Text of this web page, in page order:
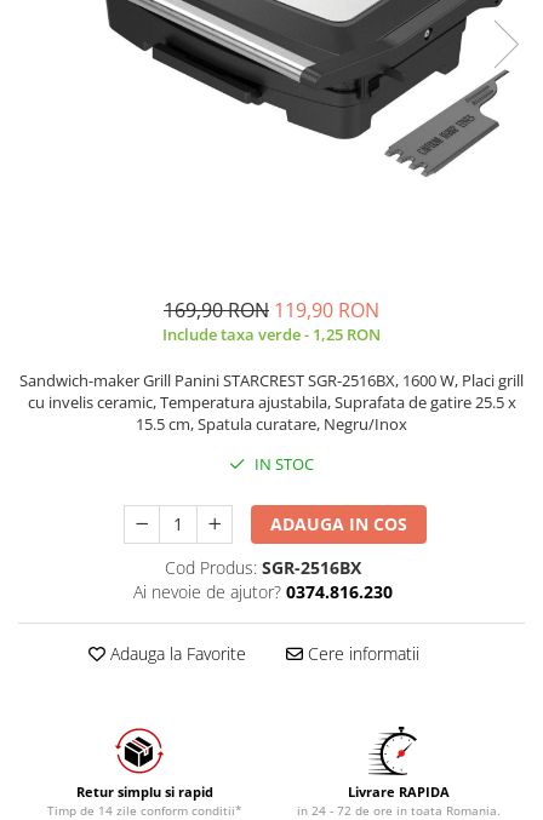
Robot de bucătărie
Sandwich maker
169,90 RON 119,90 RON
Include taxa verde - 1,25 RON
Sandwich-maker Grill Panini STARCREST SGR-2516BX, 1600 W, Placi grill
cu invelis ceramic, Temperatura ajustabila, Suprafata de gatire 25.5 x
15.5 cm, Spatula curatare, Negru/Inox
IN STOC
ADAUGA IN COS
Cod Produs: SGR-2516BX
Ai nevoie de ajutor? 0374.816.230
Adauga la Favorite Cere informatii
Retur simplu si rapid
Timp de 14 zile conform conditii*
Livrare RAPIDA
in 24 - 72 de ore in toata Romania.